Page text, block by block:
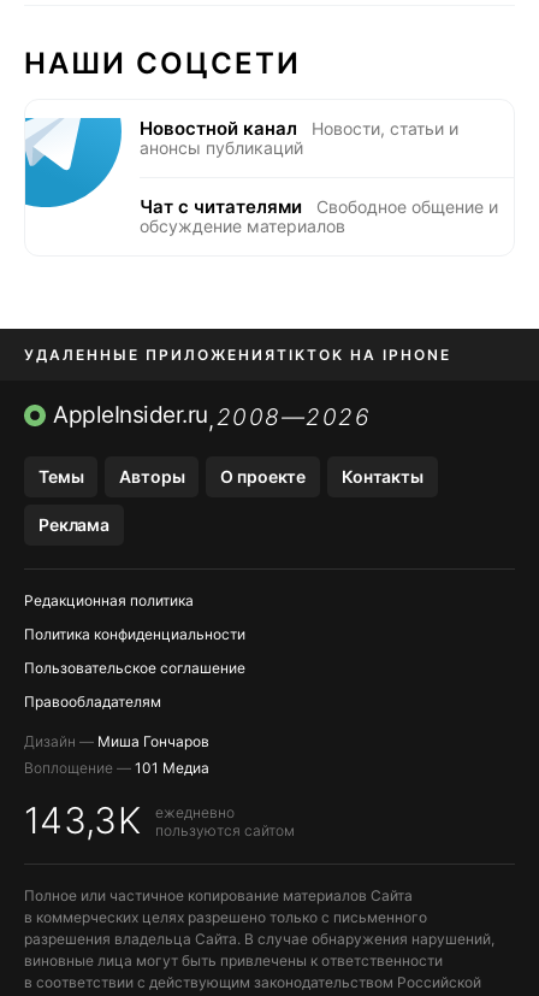
НАШИ СОЦСЕТИ
Новостной канал
Новости, статьи и
анонсы публикаций
Чат с читателями
Свободное общение и
обсуждение материалов
УДАЛЕННЫЕ ПРИЛОЖЕНИЯTIKTOK НА IPHONE
ПРИЛОЖЕНИЯ БЕЗ APP STORE
AppleInsider.ru,2008—2026
Темы Авторы О проекте Контакты
Реклама
Редакционная политика
Политика конфиденциальности
Пользовательское соглашение
Правообладателям
Дизайн — Миша Гончаров
Воплощение — 101 Медиа
143,3K
ежедневно
пользуются сайтом
Полное или частичное копирование материалов Сайта
в коммерческих целях разрешено только с письменного
разрешения владельца Сайта. В случае обнаружения нарушений,
виновные лица могут быть привлечены к ответственности
в соответствии с действующим законодательством Российской